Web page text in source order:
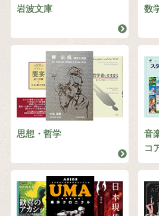
岩波文庫 数
思想・哲学
音
コ